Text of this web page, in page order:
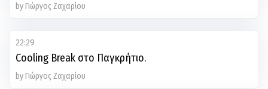
by Γιώργος Ζαχαρίου
22:29
Cooling Break στο Παγκρήτιο.
by Γιώργος Ζαχαρίου